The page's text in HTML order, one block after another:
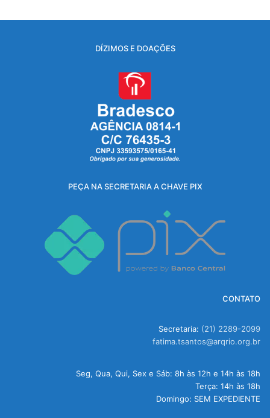
DÍZIMOS E DOAÇÕES
PEÇA NA SECRETARIA A CHAVE PIX
CONTATO
Secretaria: (21) 2289-2099
fatima.tsantos@arqrio.org.br
Seg, Qua, Qui, Sex e Sáb: 8h às 12h e 14h às 18h
Terça: 14h às 18h
Domingo: SEM EXPEDIENTE